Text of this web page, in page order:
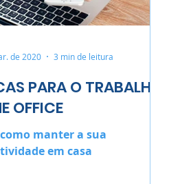
PARA O TRABALHO
OFFICE
manter a sua
em casa
de 2020 3 min de leitura